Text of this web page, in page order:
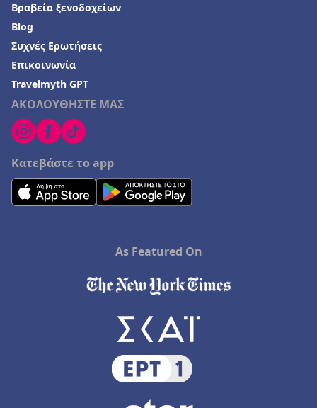
ΑΚΟΛΟΥΘΗΣΤΕ ΜΑΣ
Κατεβάστε το app
Βραβεία ξενοδοχείων
Blog
Συχνές Ερωτήσεις
Επικοινωνία
Travelmyth GPT
As Featured On